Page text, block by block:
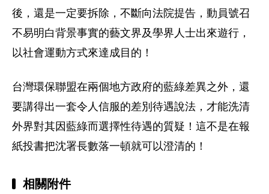
後，還是一定要拆除，不斷向法院提告，動員號召
不易明白背景事實的藝文界及學界人士出來遊行，
以社會運動方式來達成目的！
台灣環保聯盟在兩個地方政府的藍綠差異之外，還
要講得出一套令人信服的差別待遇說法，才能洗清
外界對其因藍綠而選擇性待遇的質疑！這不是在報
紙投書把沈署長數落一頓就可以澄清的！
相關附件